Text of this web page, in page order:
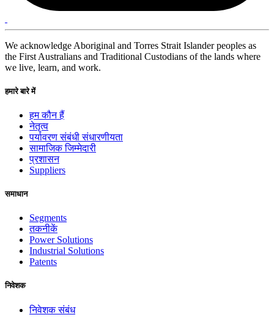
We acknowledge Aboriginal and Torres Strait Islander peoples as
the First Australians and Traditional Custodians of the lands where
we live, learn, and work.
हमारे बारे में
हम कौन हैं
नेतृत्व
पर्यावरण संबंधी संधारणीयता
सामाजिक जिम्मेदारी
प्रशासन
Suppliers
समाधान
Segments
तकनीकें
Power Solutions
Industrial Solutions
Patents
निवेशक
निवेशक संबंध